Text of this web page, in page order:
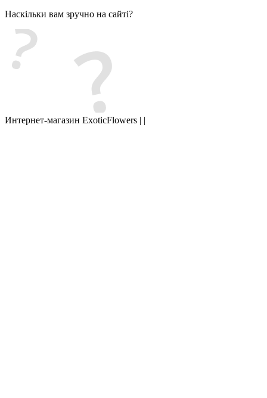
Наскільки вам зручно на сайті?
Интернет-магазин ExoticFlowers | |